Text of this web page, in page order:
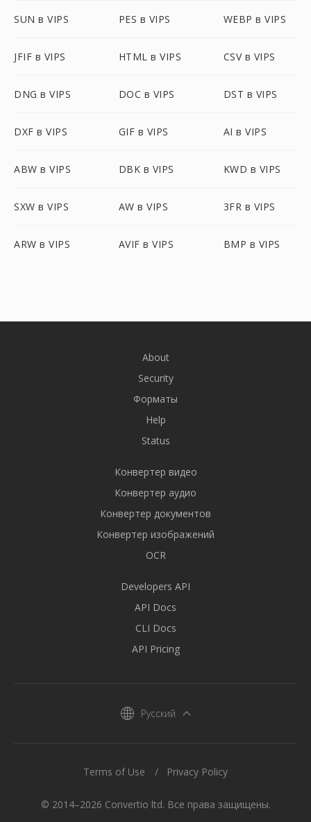
SUN в VIPS PES в VIPS WEBP в VIPS
JFIF в VIPS HTML в VIPS CSV в VIPS
DNG в VIPS DOC в VIPS DST в VIPS
DXF в VIPS GIF в VIPS AI в VIPS
ABW в VIPS DBK в VIPS KWD в VIPS
SXW в VIPS AW в VIPS 3FR в VIPS
ARW в VIPS AVIF в VIPS BMP в VIPS
About
Security
Форматы
Help
Status
Конвертер видео
Конвертер аудио
Конвертер документов
Конвертер изображений
OCR
Developers API
API Docs
CLI Docs
API Pricing
Русский
© 2014–2026 Convertio ltd. Все права защищены.
Terms of Use Privacy Policy